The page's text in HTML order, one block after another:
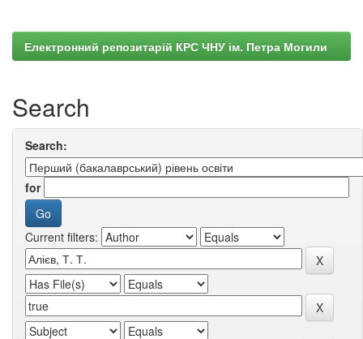
Електронний репозитарій КРС ЧНУ ім. Петра Могили
Search
Search:
for
Current filters: